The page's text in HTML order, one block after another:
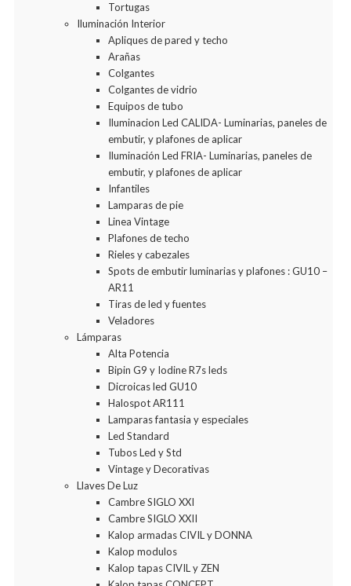
Tortugas
Iluminación Interior
Apliques de pared y techo
Arañas
Colgantes
Colgantes de vidrio
Equipos de tubo
Iluminacion Led CALIDA- Luminarias, paneles de
embutir, y plafones de aplicar
Iluminación Led FRIA- Luminarias, paneles de
embutir, y plafones de aplicar
Infantiles
Lamparas de pie
Linea Vintage
Plafones de techo
Rieles y cabezales
Spots de embutir luminarias y plafones : GU10 –
AR11
Tiras de led y fuentes
Veladores
Lámparas
Alta Potencia
Bipin G9 y Iodine R7s leds
Dicroicas led GU10
Halospot AR111
Lamparas fantasia y especiales
Led Standard
Tubos Led y Std
Vintage y Decorativas
Llaves De Luz
Cambre SIGLO XXI
Cambre SIGLO XXII
Kalop armadas CIVIL y DONNA
Kalop modulos
Kalop tapas CIVIL y ZEN